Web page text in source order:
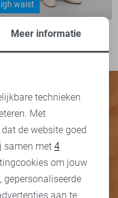
waist
Moda Jeans
Meer informatie
technieken
Met
de website goed
samen met 4
om jouw
gepersonaliseerde
aan te